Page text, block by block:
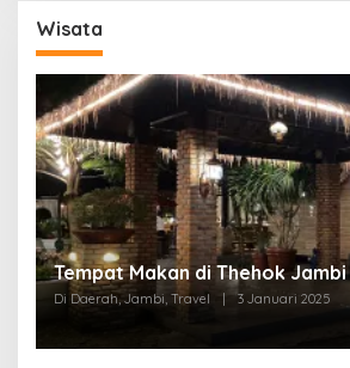
Wisata
Tempat Makan di Thehok Jambi
Di Daerah, Jambi, Travel 3 Januari 2025